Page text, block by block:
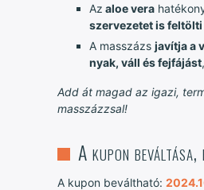
Az aloe vera
szervezetet is
A masszázs javítja a
nyak, váll és fejfájást
Add át magad az igazi,
masszázzsal!
A kupon
A kupon beváltható: